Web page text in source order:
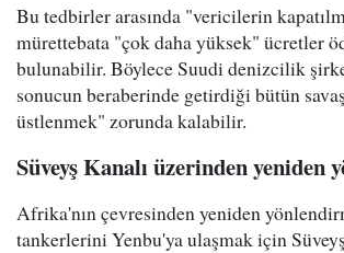
Bu tedbirler arasında "vericilerin
mürettebata "çok daha yüksek" ücretler
bulunabilir. Böylece Suudi denizcilik
sonucun beraberinde getirdiği bütün
üstlenmek" zorunda kalabilir.
Süveyş Kanalı üzerinden yeniden
Afrika'nın çevresinden yeniden
tankerlerini Yenbu'ya ulaşmak için